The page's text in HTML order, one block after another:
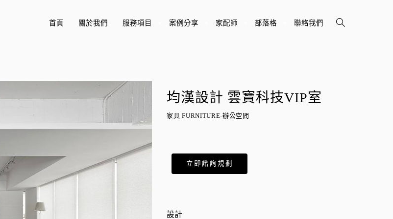
首頁 關於我們 服務項目 案例分享 家配師 部落格 聯絡我們
均漢設計 雲寶科技VIP室
家具 FURNITURE-辦公空間
立即諮詢規劃
設計